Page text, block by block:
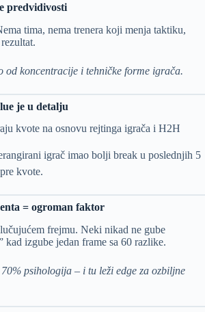
predvidivosti
tima, nema trenera koji menja taktiku,
od koncentracije i tehničke forme igrača.
je u detalju
kvote na osnovu rejtinga igrača i H2H
igrač imao bolji break u poslednjih 5
kvote.
= ogroman faktor
frejmu. Neki nikad ne gube
kad izgube jedan frame sa 60 razlike.
psihologija – i tu leži edge za ozbiljne